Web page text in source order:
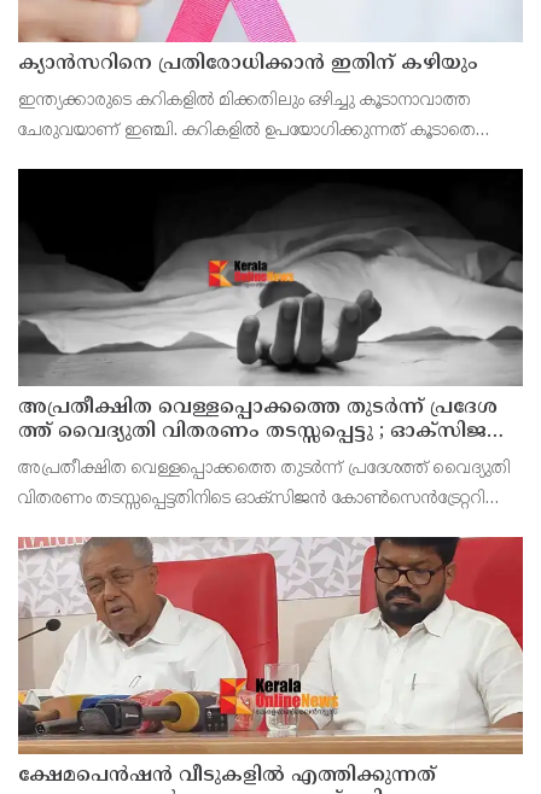
ക്യാൻസറിനെ പ്രതിരോധിക്കാൻ ഇതിന് കഴിയും
ഇന്ത്യക്കാരുടെ കറികളിൽ മിക്കതിലും ഒഴിച്ചു കൂടാനാവാത്ത
ചേരുവയാണ് ഇഞ്ചി. കറികളിൽ ഉപയോഗിക്കുന്നത് കൂടാതെ
അ​പ്ര​തീ​ക്ഷി​ത വെ​ള്ള​പ്പൊ​ക്ക​ത്തെ തു​ട​ർ​ന്ന് പ്ര​ദേ​ശ​
ത്ത് വൈ​ദ്യു​തി വി​ത​ര​ണം ത​ട​സ്സ​പ്പെ​ട്ടു ; ഓക്സിജൻ
കോൺസെൻട്രേറ്റർ നിലച്ച് രോഗി മരിച്ചു
അപ്രതീക്ഷിത വെള്ളപ്പൊക്കത്തെ തുടർന്ന് പ്രദേശത്ത് വൈദ്യുതി
വിതരണം തടസ്സപ്പെട്ടതിനിടെ ഓക്സിജൻ കോൺസെൻട്രേറ്ററിന്റെ
തലവടി ഗ്രാമപഞ്ചായത്ത് 11ാം വാർ
ക്ഷേമപെൻഷൻ വീടുകളിൽ എത്തിക്കുന്നത്